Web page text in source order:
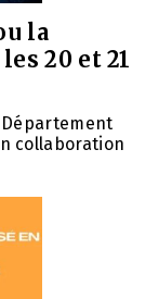
la
20 et 21
collaboration